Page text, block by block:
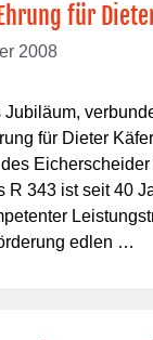
für
2008
Jubiläum,
für Dieter
R 343 ist seit 40
edlen …